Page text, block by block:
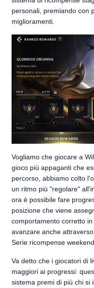
personali, premiando con
miglioramenti.
Vogliamo che giocare a
gioco più appaganti che
percorso, abbiamo colto
un ritmo più "regolare"
ora è possibile fare
posizione che viene
comportamento corretto
avanzare anche
Serie ricompense
Va detto che i giocatori di
maggiori ai progressi:
sistema premi di più chi si